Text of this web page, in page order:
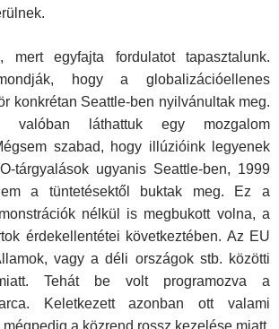
egyfajta fordulatot tapasztalunk.
hogy a globalizációellenes
konkrétan Seattle-ben nyilvánultak meg.
láthattuk egy mozgalom
szabad, hogy illúzióink legyenek
tárgyalások ugyanis Seattle-ben, 1999
a tüntetésektől buktak meg. Ez a
nélkül is megbukott volna, a
érdekellentétei következtében. Az EU
vagy a déli országok stb. közötti
Tehát be volt programozva a
Keletkezett azonban ott valami